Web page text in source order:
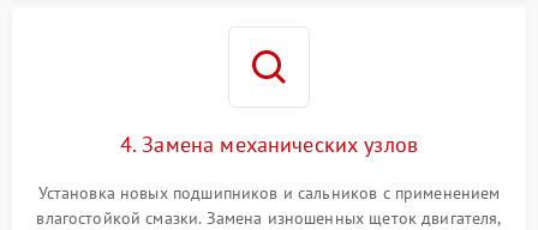
4. Замена механических узлов
Установка новых подшипников и сальников с применением
влагостойкой смазки. Замена изношенных щеток двигателя,